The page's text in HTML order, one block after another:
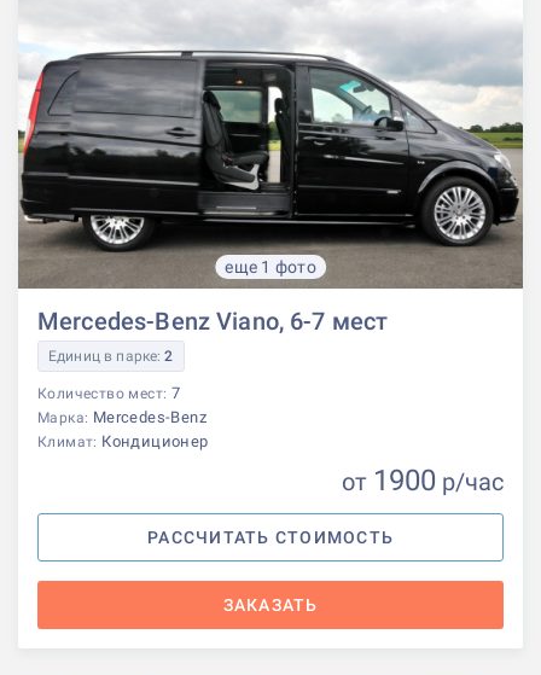
еще 1 фото
Mercedes-Benz Viano, 6-7 мест
Единиц в парке:2
Количество мест: 7
Марка: Mercedes-Benz
Климат: Кондиционер
от 1900 р/час
РАССЧИТАТЬ СТОИМОСТЬ
ЗАКАЗАТЬ